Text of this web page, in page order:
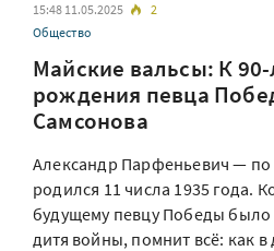
15:48 11.05.2025
2
Общество
Майские вальсы: К
рождения певца
Самсонова
Александр Парфеньевич —
родился 11 числа 1935 года.
будущему певцу Победы было
дитя войны, помнит всё: как в